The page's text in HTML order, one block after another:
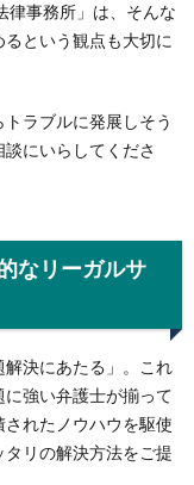
律事務所」は、そんな
という観点も大切に
ラブルに発展しそう
にいらしてくださ
なリーガルサ
解決にあたる」。これ
強い弁護士が揃って
れたノウハウを駆使
リの解決方法をご提